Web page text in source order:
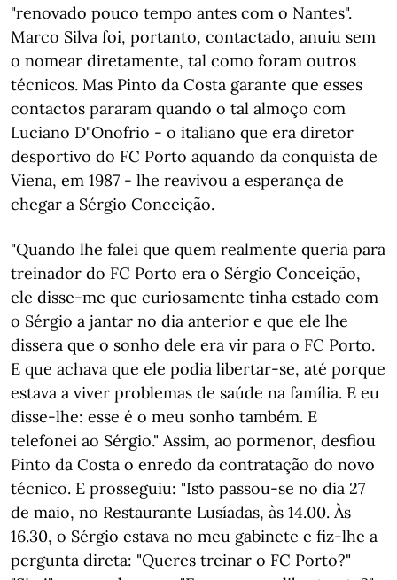
"renovado pouco tempo antes com o Nantes".
Marco Silva foi, portanto, contactado, anuiu sem
o nomear diretamente, tal como foram outros
técnicos. Mas Pinto da Costa garante que esses
contactos pararam quando o tal almoço com
Luciano D"Onofrio - o italiano que era diretor
desportivo do FC Porto aquando da conquista de
Viena, em 1987 - lhe reavivou a esperança de
chegar a Sérgio Conceição.
"Quando lhe falei que quem realmente queria para
treinador do FC Porto era o Sérgio Conceição,
ele disse-me que curiosamente tinha estado com
o Sérgio a jantar no dia anterior e que ele lhe
dissera que o sonho dele era vir para o FC Porto.
E que achava que ele podia libertar-se, até porque
estava a viver problemas de saúde na família. E eu
disse-lhe: esse é o meu sonho também. E
telefonei ao Sérgio." Assim, ao pormenor, desfiou
Pinto da Costa o enredo da contratação do novo
técnico. E prosseguiu: "Isto passou-se no dia 27
de maio, no Restaurante Lusíadas, às 14.00. Às
16.30, o Sérgio estava no meu gabinete e fiz-lhe a
pergunta direta: "Queres treinar o FC Porto?"